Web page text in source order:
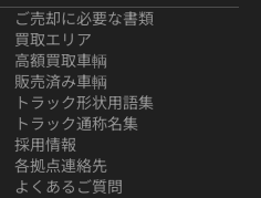
ご売却に必要な書類
買取エリア
高額買取車輌
販売済み車輌
トラック形状用語集
トラック通称名集
採用情報
各拠点連絡先
よくあるご質問